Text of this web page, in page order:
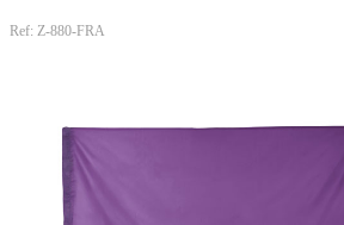
Ref: Z-880-FRA